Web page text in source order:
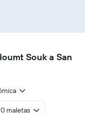
Souk a San
maletas